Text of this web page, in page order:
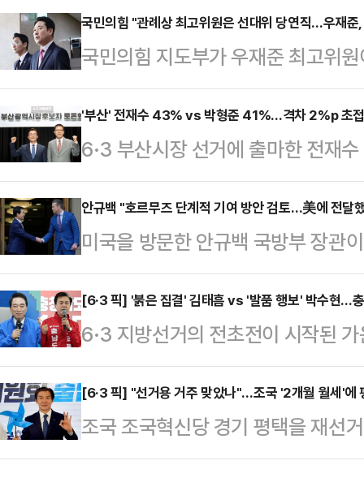
국민의힘 "관례상 최고위원은 선대위 당연직…우재준
국민의힘 지도부가 우재준 최고위
대위) 공동선대위원장에 포함되자 '
상 최고위원들은 선대위에 당연직
변인은 13일 오전 국회에서 비공개
우 최고위원이 선대위 구성 관련 사
보도된 것과 관련해 박 수석대변인
없었다"고 했다.다만 "기사를 통해
해 사전에 본인과…
'부산' 전재수 43% vs 박형준 41%…격차 2%p 초
6·3 부산시장 선거에 출마한 전재
의힘 예비후보가 오차범위 내 초박
뉴스1이 한국갤럽에 의뢰해 지난
실시한 여론조사에서 전 후보는
간 격차는 2%p로, 오차범위
보가 49%, 박 후보가 42%를 얻었
을 위해 여당에 힘을 실어줘야 한
에…
안규백 "호르무즈 단계적 기여 방안 검토…美에 전달
미국을 방문한 안규백 국방부 장관
"단계적으로 기여하는 방안을 검토
다.안 장관은 12일(현지시간) 워싱
간담회에서 "기본적으로 우리가 국
겠다"는 수준으로 미국 측에 언급
법과 관련, ▲지지 표명 ▲인력 파
언급한 것으로 전해졌다.안 장관은
분에 관해선 이야기를 …
[6·3 픽] '붉은 집결' 김태흠 vs '발품 행보' 박수현…
6·3 지방선거의 전초전이 시작된
불어민주당 예비후보와 김태흠 국
비되는 메시지 전략을 구사하며 기
지양한 채 직능단체와 현장 간담회
는 모습이었다면, 김 후보는 중앙
[6·3 픽] "선거용 거주 맞았나"…조국 '2개월 월세'에
조국 조국혁신당 경기 평택을 재선
택을 선거판의 새로운 변수로 떠오